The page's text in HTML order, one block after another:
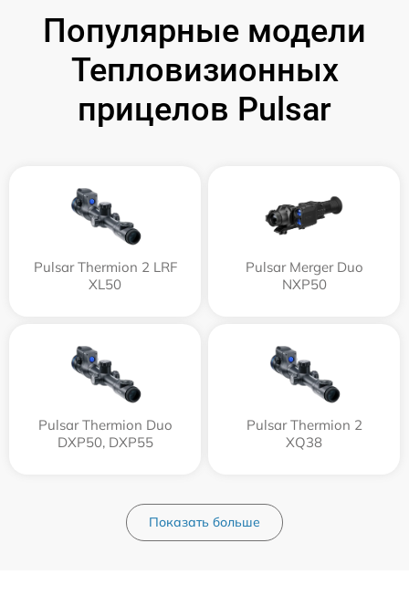
Популярные модели
Тепловизионных
прицелов Pulsar
Pulsar Thermion 2 LRF
XL50
Pulsar Merger Duo
NXP50
Pulsar Thermion Duo
DXP50, DXP55
Pulsar Thermion 2
XQ38
Показать больше